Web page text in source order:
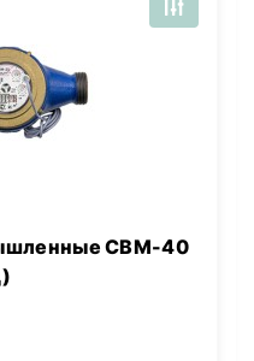
СВМ-40